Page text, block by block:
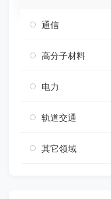
通信
高分子材料
电力
轨道交通
其它领域